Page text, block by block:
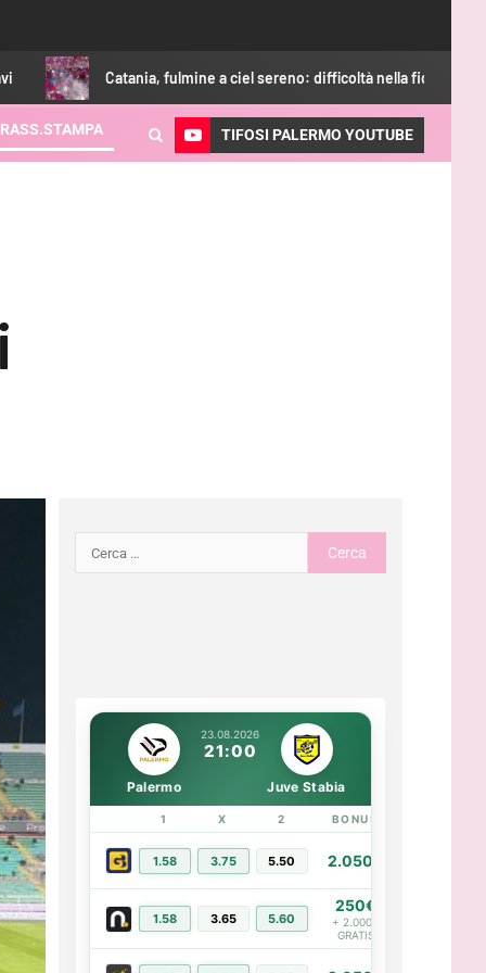
Catania, fulmine a ciel sereno: difficoltà nella fideiussione
RASS.STAMPA TIFOSI PALERMO YOUTUBE
23.08.2026
21:00
Palermo Juve Stabia
1 X 2 BONUS
1.58 3.75 5.50 2.050€
1.58 3.65 5.60
250€
+ 2.000€
GRATIS